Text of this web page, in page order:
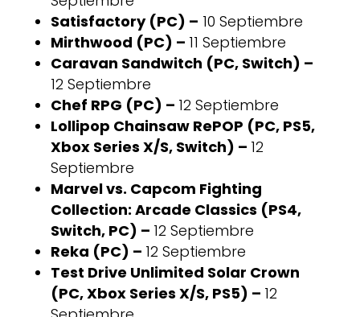
Satisfactory (PC) – 10 Septiembre
Mirthwood (PC) – 11 Septiembre
Caravan Sandwitch (PC, Switch) –
12 Septiembre
Chef RPG (PC) – 12 Septiembre
Lollipop Chainsaw RePOP (PC, PS5,
Xbox Series X/S, Switch) – 12
Septiembre
Marvel vs. Capcom Fighting
Collection: Arcade Classics (PS4,
Switch, PC) – 12 Septiembre
Reka (PC) – 12 Septiembre
Test Drive Unlimited Solar Crown
(PC, Xbox Series X/S, PS5) – 12